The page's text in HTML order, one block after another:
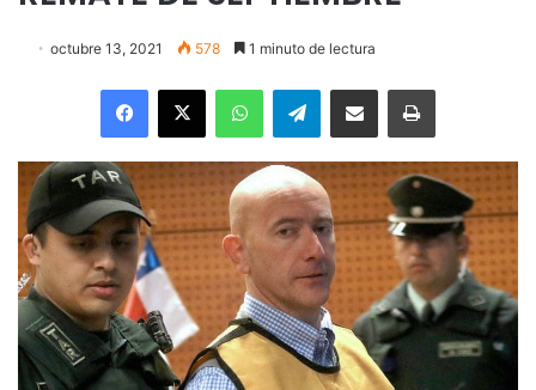
octubre 13, 2021 578 1 minuto de lectura
Facebook
X WhatsAppTelegramEnviar vía email Imprimir